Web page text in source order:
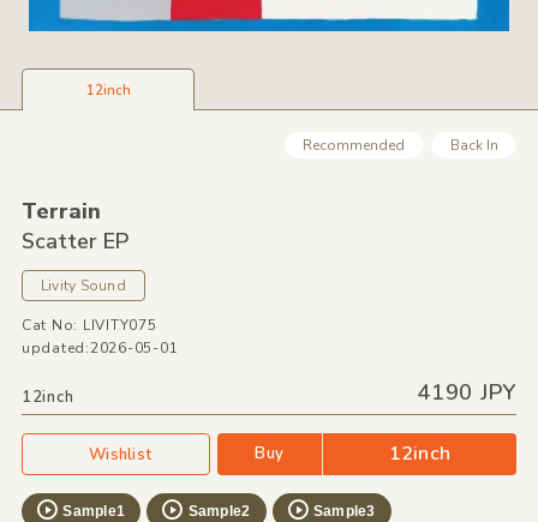
12inch
Recommended Back In
Terrain
Scatter EP
Livity Sound
Cat No: LIVITY075
updated:2026-05-01
12inch 4190 JPY
Wishlist Buy 12inch
Sample1 Sample2 Sample3